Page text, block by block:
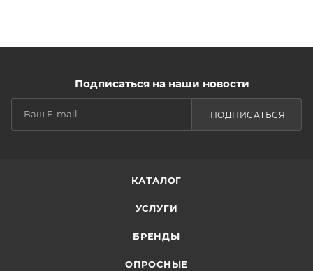
Подписаться на наши новости
ПОДПИСАТЬСЯ
КАТАЛОГ
УСЛУГИ
БРЕНДЫ
ОПРОСНЫЕ